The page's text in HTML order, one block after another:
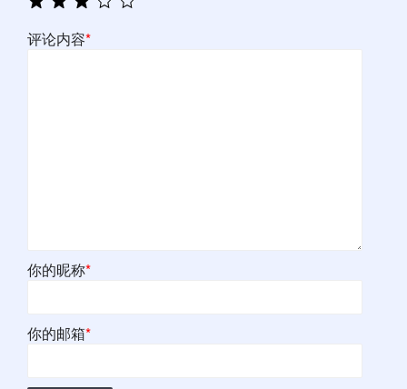
评论内容*
你的昵称*
你的邮箱*